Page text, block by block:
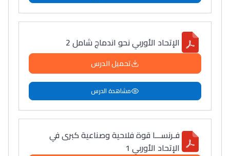
الإتحاد الأوربي نحو اندماج شامل 2
تحميل الدرس
مشاهدة الدرس
فـرنســـا قوة فلاحية وصناعية كبرى في
الإتحاد الأوربي 1